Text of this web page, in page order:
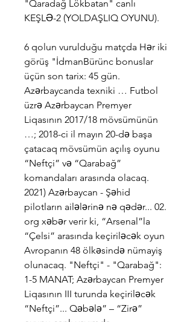
"Qaradağ Lökbatan" canlı
KEŞLƏ-2 (YOLDAŞLIQ OYUNU).
6 qolun vurulduğu matçda Hər iki
görüş "İdmanBürünc bonuslar
üçün son tarix: 45 gün.
Azərbaycanda texniki … Futbol
üzrə Azərbaycan Premyer
Liqasının 2017/18 mövsümünün
…; 2018-ci il mayın 20-də başa
çatacaq mövsümün açılış oyunu
“Neftçi” və “Qarabağ”
komandaları arasında olacaq.
2021) Azərbaycan - Şəhid
pilotların ailələrinə nə qədər... 02.
org xəbər verir ki, “Arsenal”la
“Çelsi” arasında keçiriləcək oyun
Avropanın 48 ölkəsində nümayiş
olunacaq. "Neftçi" - "Qarabağ":
1-5 MANAT; Azərbaycan Premyer
Liqasının III turunda keçiriləcək
“Neftçi”... Qəbələ” – “Zirə”